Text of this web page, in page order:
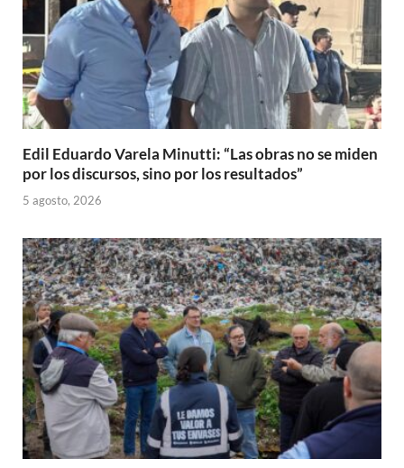
Edil Eduardo Varela Minutti: “Las obras no se miden
por los discursos, sino por los resultados”
5 agosto, 2026